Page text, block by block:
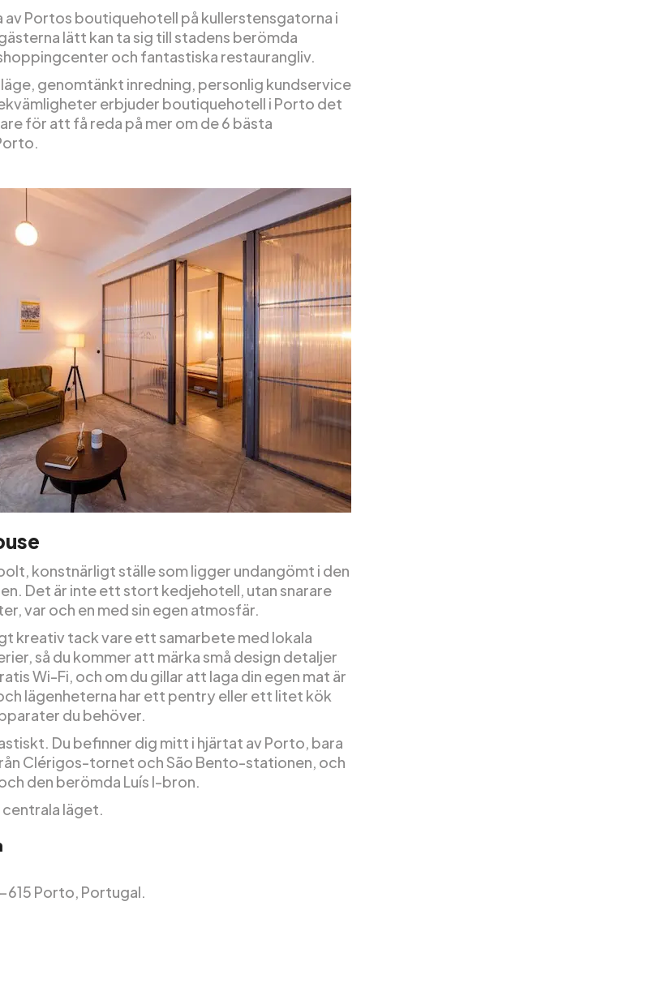
av Portos boutiquehotell på kullerstensgatorna i
lätt kan ta sig till stadens berömda
och fantastiska restaurangliv.
genomtänkt inredning, personlig kundservice
erbjuder boutiquehotell i Porto det
för att få reda på mer om de 6 bästa
konstnärligt ställe som ligger undangömt i den
Det är inte ett stort kedjehotell, utan snarare
var och en med sin egen atmosfär.
kreativ tack vare ett samarbete med lokala
så du kommer att märka små design detaljer
Wi-Fi, och om du gillar att laga din egen mat är
lägenheterna har ett pentry eller ett litet kök
du behöver.
Du befinner dig mitt i hjärtat av Porto, bara
Clérigos-tornet och São Bento-stationen, och
den berömda Luís I-bron.
läget.
615 Porto, Portugal.